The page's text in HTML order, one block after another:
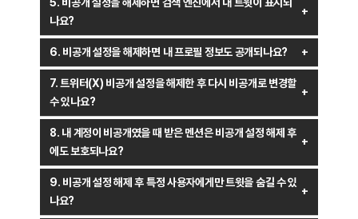
‘내 트윗을 비공개로 설정’옵션을 비활성화합니다.
이렇게 하면 계정이 공개로 전환되어 모든 사용자가 트윗을 볼 수
있게 됩니다.
이러한 요청은 자동으로 수락되지 않습니다. 대기 상태로 남아 있는
요청은 사용자가 수동으로 승인하거나 거부해야 합니다. 비공개
설정을 해제한 후에도 이러한 요청은 유지되며, 수락하지 않으면
해당 사용자는 트윗을 볼 수 없습니다.
나요?
이러한 트윗이 검색 엔진에 의해 인덱싱될 수 있습니다. 그러나 검색
엔진에서 내 트윗이 즉시 표시되는 것은 아니며, 검색 엔진의 크롤링
주기에 따라 시간이 걸릴 수 있습니다. 또한, 트윗을 다시 비공개로
설정하더라도 이미 인덱싱된 콘텐츠는 검색 엔진 결과에 남아 있을
수 있습니다.
6. 비공개 설정을 해제하면 내 프로필 정보도 공개되나요?
트위터 사용자에게 공개됩니다. 이는 프로필 사진, 배경 이미지,
자기소개, 팔로잉 목록, 팔로워 목록, 가입 날짜 등의 정보를 포함할
수 있습니다. 만약 특정 정보가 공개되는 것이 부담스럽다면, 설정 >
개인정보 및 안전 메뉴에서 별도로 해당 정보를 숨기거나 프로필
7. 트위터(X) 비공개 설정을 해제한 후 다시 비공개로 변경할
수 있나요?
공개된 트윗은 이미 팔로워 외의 사용자에게 노출되었을 가능성이
있습니다. 따라서 비공개로 다시 변경하더라도 이미 캡처되었거나
공유된 트윗은 삭제되지 않는다는 점을 유의해야 합니다.
8. 내 계정이 비공개였을 때 받은 멘션은 비공개 설정 해제 후
에도 보호되나요?
하지만 비공개 계정이었을 때 멘션한 사용자가 비공개 계정을
팔로우하지 않았다면 그 멘션을 볼 수 없었을 것입니다. 비공개
9. 비공개 설정 해제 후 특정 사용자에게만 트윗을 숨길 수 있
나요?